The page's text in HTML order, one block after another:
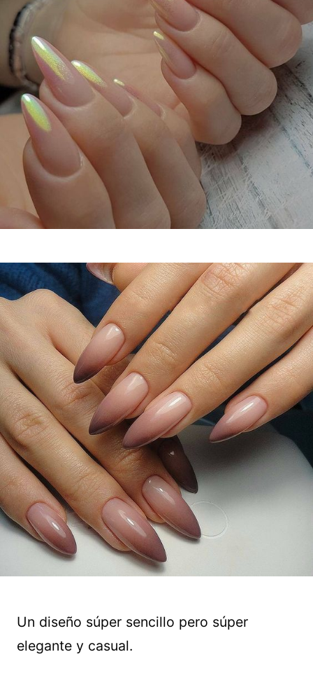
Un diseño súper sencillo pero súper
elegante y casual.